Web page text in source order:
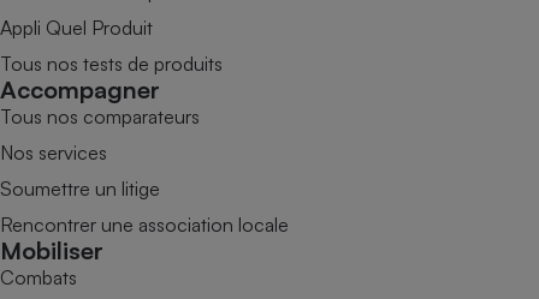
Appli Quel Produit
Tous nos tests de produits
Accompagner
Tous nos comparateurs
Nos services
Soumettre un litige
Rencontrer une association locale
Mobiliser
Combats